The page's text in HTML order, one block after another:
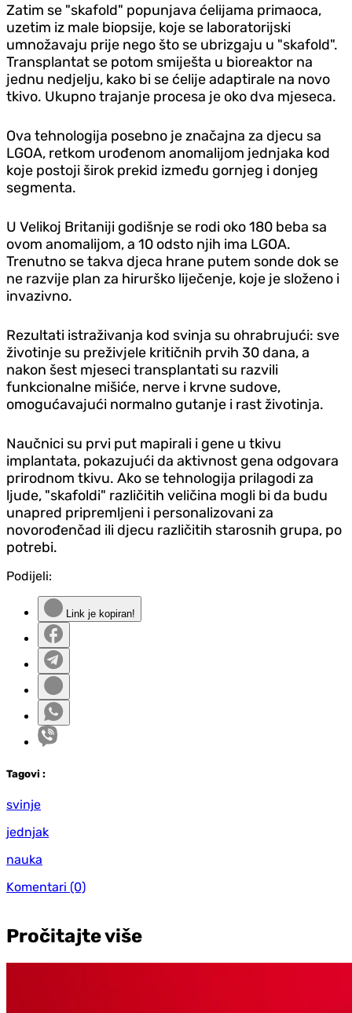
Zatim se "skafold" popunjava ćelijama primaoca,
uzetim iz male biopsije, koje se laboratorijski
umnožavaju prije nego što se ubrizgaju u "skafold".
Transplantat se potom smiješta u bioreaktor na
jednu nedjelju, kako bi se ćelije adaptirale na novo
tkivo. Ukupno trajanje procesa je oko dva mjeseca.
Ova tehnologija posebno je značajna za djecu sa
LGOA, retkom urođenom anomalijom jednjaka kod
koje postoji širok prekid između gornjeg i donjeg
segmenta.
U Velikoj Britaniji godišnje se rodi oko 180 beba sa
ovom anomalijom, a 10 odsto njih ima LGOA.
Trenutno se takva djeca hrane putem sonde dok se
ne razvije plan za hirurško liječenje, koje je složeno i
invazivno.
Rezultati istraživanja kod svinja su ohrabrujući: sve
životinje su preživjele kritičnih prvih 30 dana, a
nakon šest mjeseci transplantati su razvili
funkcionalne mišiće, nerve i krvne sudove,
omogućavajući normalno gutanje i rast životinja.
Naučnici su prvi put mapirali i gene u tkivu
implantata, pokazujući da aktivnost gena odgovara
prirodnom tkivu. Ako se tehnologija prilagodi za
ljude, "skafoldi" različitih veličina mogli bi da budu
unapred pripremljeni i personalizovani za
novorođenčad ili djecu različitih starosnih grupa, po
potrebi.
Podijeli:
Link je kopiran!
Tagovi :
svinje
jednjak
nauka
Komentari (0)
Pročitajte više